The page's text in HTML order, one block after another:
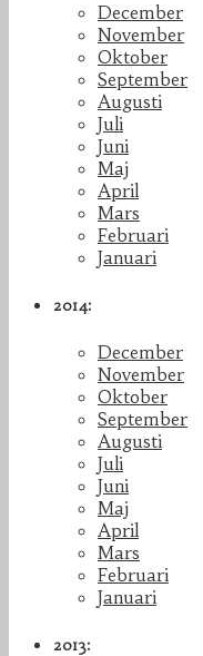
December
November
Oktober
September
Augusti
Juli
Juni
Maj
April
Mars
Februari
Januari
2014:
December
November
Oktober
September
Augusti
Juli
Juni
Maj
April
Mars
Februari
Januari
2013: